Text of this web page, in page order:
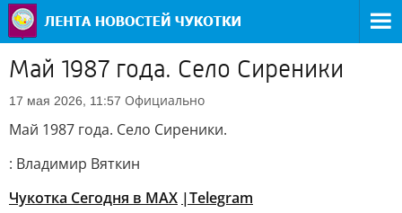
Май 1987 года. Село Сиреники
17 мая 2026, 11:57 Официально
Май 1987 года. Село Сиреники.
: Владимир Вяткин
Чукотка Сегодня в МАХ |Telegram